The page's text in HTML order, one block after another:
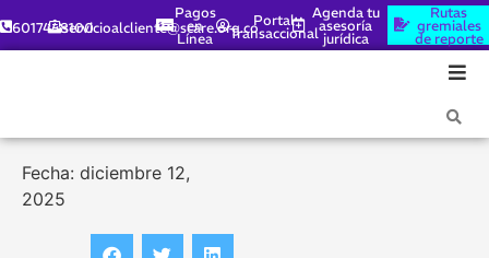
6017448100servicioalcliente@scare.org.co
Pagos
en
Línea
Portal
Transaccional
Agenda tu
asesoría
jurídica
Rutas
gremiales
de reporte
Fecha: diciembre 12,
2025